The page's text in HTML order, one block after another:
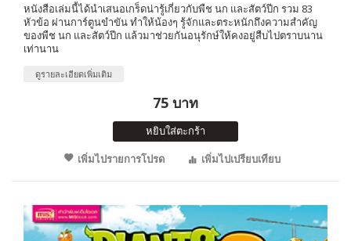
หนังสือเล่มนี้ได้นำเสนอเกร็ดน่ารู้เกี่ยวกับพืช นก และสัตว์ปีก รวม 83
หัวข้อ ผ่านการ์ตูนขำขัน ทำให้น้องๆ รู้จักและตระหนักถึงความสำคัญ
ของพืช นก และสัตว์ปีก แล้วมาช่วยกันอนุรักษ์ให้คงอยู่สืบไปตราบนาน
เท่านาน
ดูรายละเอียดเพิ่มเติม
75 บาท
หยิบใส่ตะกร้า
เพิ่มไปรายการโปรด
เพิ่มไปเปรียบเทียบ